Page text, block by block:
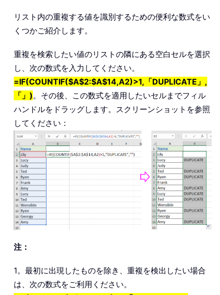
リスト内の重複する値を識別するための便利な数式をい
くつかご紹介します。
重複を検索したい値のリストの隣にある空白セルを選択
し、次の数式を入力してください。
=IF(COUNTIF($A$2:$A$14,A2)>1,「DUPLICATE」,
「」) 。その後、この数式を適用したいセルまでフィル
ハンドルをドラッグします。スクリーンショットを参照
してください：
注：
1。最初に出現したものを除き、重複を検出したい場合
は、次の数式をご利用ください。